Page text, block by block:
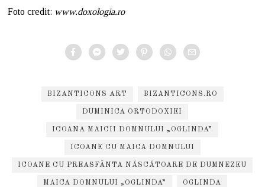
Foto credit: www.doxologia.ro
BIZANTICONS ART BIZANTICONS.RO
DUMINICA ORTODOXIEI
ICOANA MAICII DOMNULUI „OGLINDA”
ICOANE CU MAICA DOMNULUI
ICOANE CU PREASFÂNTA NĂSCĂTOARE DE DUMNEZEU
MAICA DOMNULUI „OGLINDA” OGLINDA